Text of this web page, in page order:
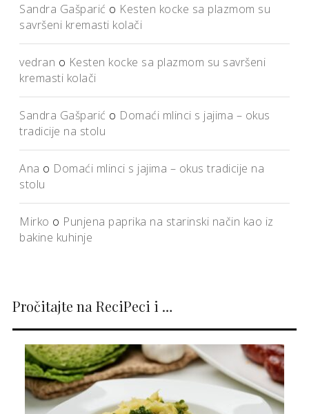
Sandra Gašparić o Kesten kocke sa plazmom su
savršeni kremasti kolači
vedran o Kesten kocke sa plazmom su savršeni
kremasti kolači
Sandra Gašparić o Domaći mlinci s jajima – okus
tradicije na stolu
Ana o Domaći mlinci s jajima – okus tradicije na
stolu
Mirko o Punjena paprika na starinski način kao iz
bakine kuhinje
Pročitajte na ReciPeci i …